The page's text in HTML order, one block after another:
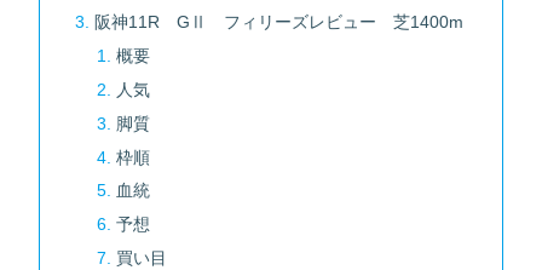
阪神11R GⅡ フィリーズレビュー 芝1400m
概要
人気
脚質
枠順
血統
予想
買い目